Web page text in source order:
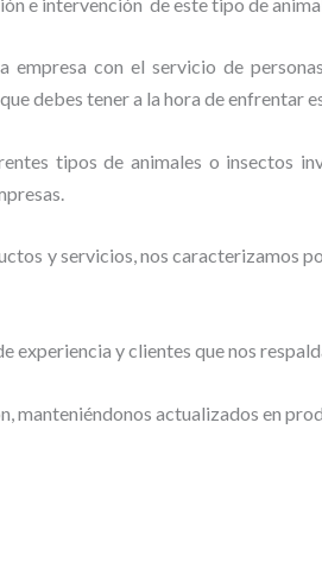
con el servicio de
debes tener a la hora de enfrentar
tipos de animales o insectos
y servicios, nos caracterizamos
experiencia y clientes que nos
manteniéndonos actualizados en